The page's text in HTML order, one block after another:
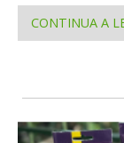
CONTINUA A